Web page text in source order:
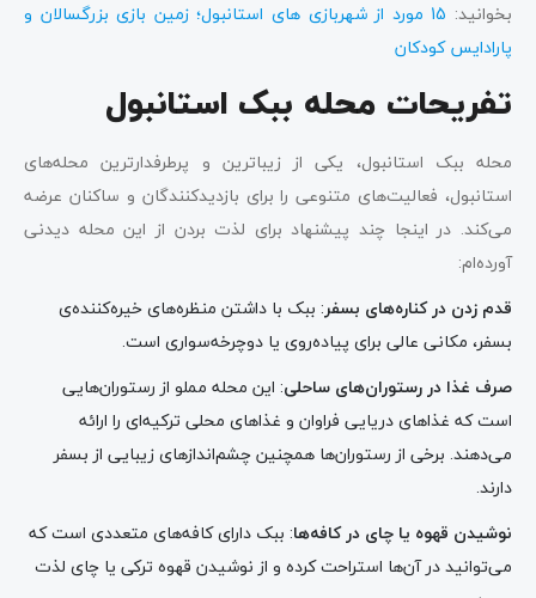
بخوانید:
15 مورد از شهربازی های استانبول؛ زمین بازی بزرگسالان و
پارادایس کودکان
تفریحات محله ببک استانبول
محله ببک استانبول، یکی از زیباترین و پرطرفدارترین محله‌های
استانبول، فعالیت‌های متنوعی را برای بازدیدکنندگان و ساکنان عرضه
می‌کند. در اینجا چند پیشنهاد برای لذت بردن از این محله دیدنی
آورده‌ام:
قدم زدن در کناره‌های بسفر: ببک با داشتن منظره‌های خیره‌کننده‌ی
بسفر، مکانی عالی برای پیاده‌روی یا دوچرخه‌سواری است.
صرف غذا در رستوران‌های ساحلی: این محله مملو از رستوران‌هایی
است که غذاهای دریایی فراوان و غذاهای محلی ترکیه‌ای را ارائه
می‌دهند. برخی از رستوران‌ها همچنین چشم‌اندازهای زیبایی از بسفر
دارند.
نوشیدن قهوه یا چای در کافه‌ها: ببک دارای کافه‌های متعددی است که
می‌توانید در آن‌ها استراحت کرده و از نوشیدن قهوه ترکی یا چای لذت